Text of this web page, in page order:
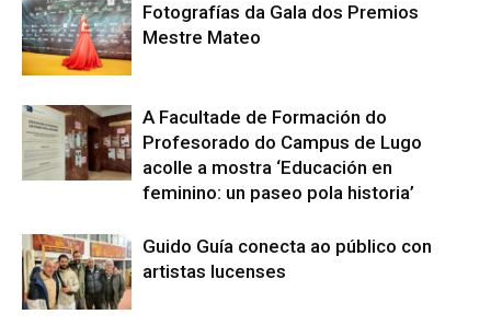
Fotografías da Gala dos Premios
Mestre Mateo
A Facultade de Formación do
Profesorado do Campus de Lugo
acolle a mostra ‘Educación en
feminino: un paseo pola historia’
Guido Guía conecta ao público con
artistas lucenses